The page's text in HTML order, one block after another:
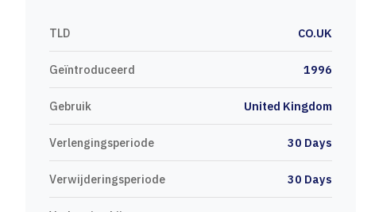
TLD CO.UK
Geïntroduceerd 1996
Gebruik United Kingdom
Verlengingsperiode 30 Days
Verwijderingsperiode 30 Days